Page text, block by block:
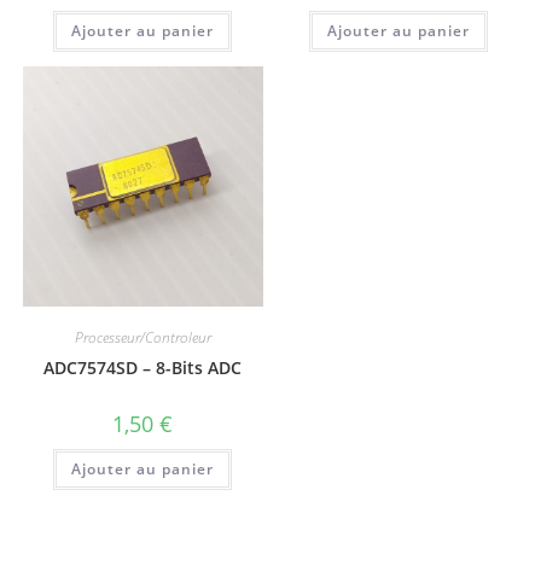
Ajouter au panier Ajouter au panier
Processeur/Controleur
ADC7574SD – 8-Bits ADC
1,50€
Ajouter au panier